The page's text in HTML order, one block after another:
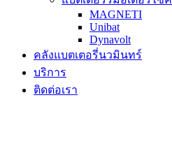
MAGNETI
Unibat
Dynavolt
คลังแบตเตอรี่นวมินทร์
บริการ
ติดต่อเรา